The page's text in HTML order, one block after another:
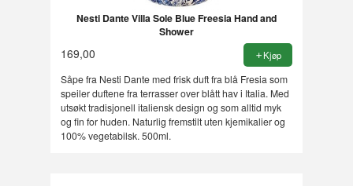
Nesti Dante Villa Sole Blue Freesia Hand and
Shower
169,00 Kjøp
Såpe fra Nesti Dante med frisk duft fra blå Fresia som
speiler duftene fra terrasser over blått hav i Italia. Med
utsøkt tradisjonell italiensk design og som alltid myk
og fin for huden. Naturlig fremstilt uten kjemikalier og
100% vegetabilsk. 500ml.